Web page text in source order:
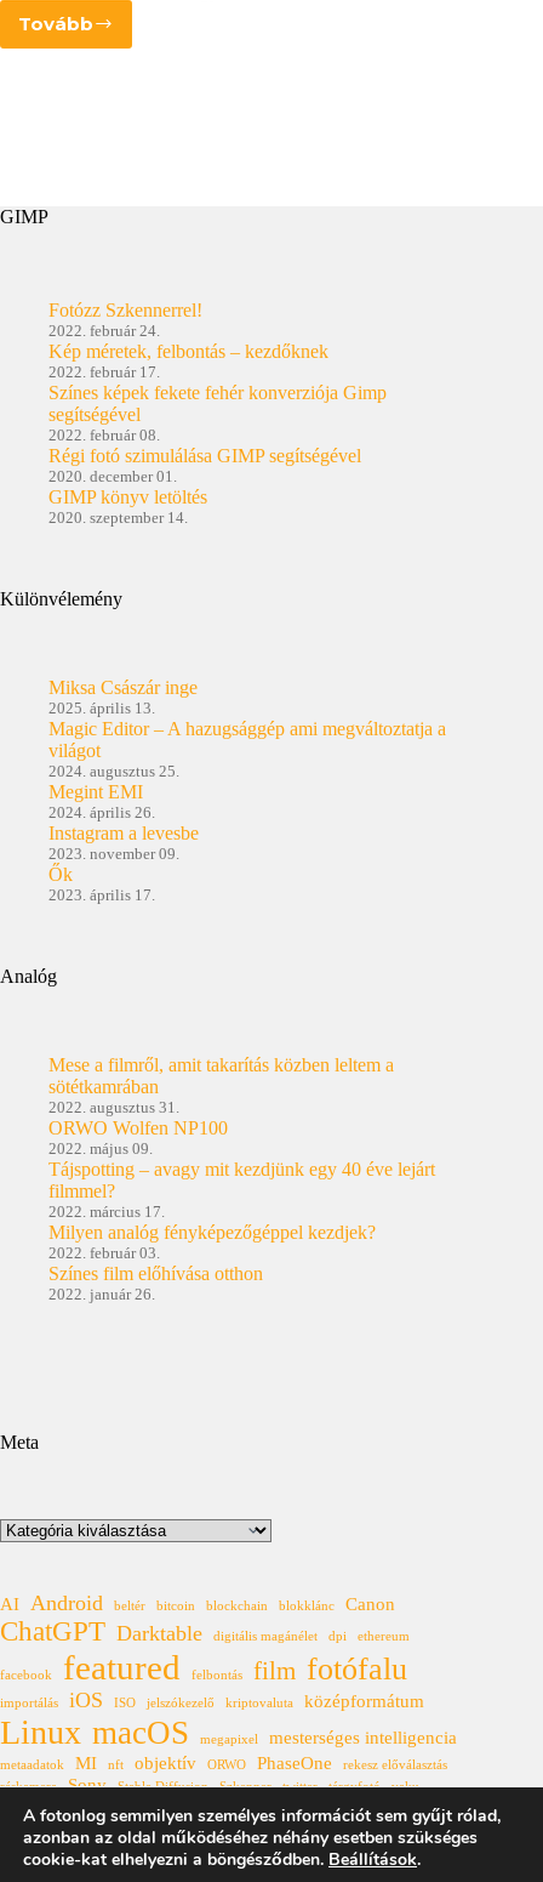
TovábbSzubjektív
GIMP
Fotózz Szkennerrel!
2022. február 24.
Kép méretek, felbontás – kezdőknek
2022. február 17.
Színes képek fekete fehér konverziója Gimp
segítségével
2022. február 08.
Régi fotó szimulálása GIMP segítségével
2020. december 01.
GIMP könyv letöltés
2020. szeptember 14.
Különvélemény
Miksa Császár inge
2025. április 13.
Magic Editor – A hazugsággép ami megváltoztatja a
világot
2024. augusztus 25.
Megint EMI
2024. április 26.
Instagram a levesbe
2023. november 09.
Ők
2023. április 17.
Analóg
Mese a filmről, amit takarítás közben leltem a
sötétkamrában
2022. augusztus 31.
ORWO Wolfen NP100
2022. május 09.
Tájspotting – avagy mit kezdjünk egy 40 éve lejárt
filmmel?
2022. március 17.
Milyen analóg fényképezőgéppel kezdjek?
2022. február 03.
Színes film előhívása otthon
2022. január 26.
Meta
Kategóriák
AI Android beltér bitcoin blockchain blokklánc Canon
ChatGPT Darktable digitális magánélet dpi ethereum
facebook featured felbontás film fotófalu
importálás iOS ISO jelszókezelő kriptovaluta középformátum
Linux macOS megapixel mesterséges intelligencia
metaadatok MI nft objektív ORWO PhaseOne
rekesz előválasztás
réskamera
Sony Stable Diffusion Szkenner twitter tárgyfotó vaku
Windows XF állóhívás űrkutatás
Fotonlog 2007-2025★ Az itt található tartalmak aCreative
A fotonlog semmilyen személyes információt sem gyűjt rólad,
azonban az oldal működéséhez néhány esetben szükséges
cookie-kat elhelyezni a böngésződben. Beállítások.